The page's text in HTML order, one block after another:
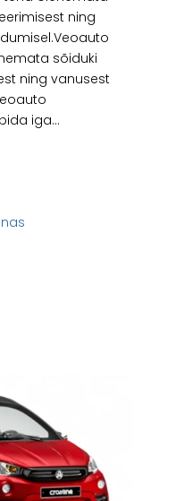
ning
sõiduki
ning vanusest
iga...